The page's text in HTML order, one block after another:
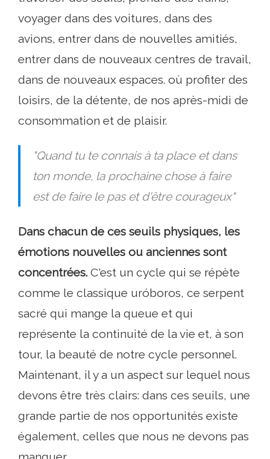
voyager dans des voitures, dans des
avions, entrer dans de nouvelles amitiés,
entrer dans de nouveaux centres de travail,
dans de nouveaux espaces. où profiter des
loisirs, de la détente, de nos après-midi de
consommation et de plaisir.
"Quand tu te connais à ta place et dans
ton monde, la prochaine chose à faire
est de faire le pas et d'être courageux"
Dans chacun de ces seuils physiques, les
émotions nouvelles ou anciennes sont
concentrées. C'est un cycle qui se répète
comme le classique uróboros, ce serpent
sacré qui mange la queue et qui
représente la continuité de la vie et, à son
tour, la beauté de notre cycle personnel.
Maintenant, il y a un aspect sur lequel nous
devons être très clairs: dans ces seuils, une
grande partie de nos opportunités existe
également, celles que nous ne devons pas